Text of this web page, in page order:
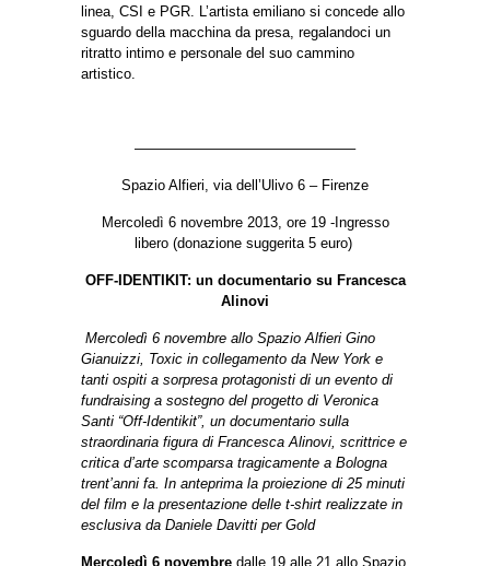
linea, CSI e PGR. L’artista emiliano si concede allo
sguardo della macchina da presa, regalandoci un
ritratto intimo e personale del suo cammino
artistico.
———————————————–
Spazio Alfieri, via dell’Ulivo 6 – Firenze
Mercoledì 6 novembre 2013, ore 19 -Ingresso
libero (donazione suggerita 5 euro)
OFF-IDENTIKIT: un documentario su Francesca
Alinovi
Mercoledì 6 novembre allo Spazio Alfieri Gino
Gianuizzi, Toxic in collegamento da New York e
tanti ospiti a sorpresa protagonisti di un evento di
fundraising a sostegno del progetto di Veronica
Santi “Off-Identikit”, un documentario sulla
straordinaria figura di Francesca Alinovi, scrittrice e
critica d’arte scomparsa tragicamente a Bologna
trent’anni fa. In anteprima la proiezione di 25 minuti
del film e la presentazione delle t-shirt realizzate in
esclusiva da Daniele Davitti per Gold
Mercoledì 6 novembre dalle 19 alle 21 allo Spazio